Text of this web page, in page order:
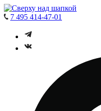
7 495 414-47-01